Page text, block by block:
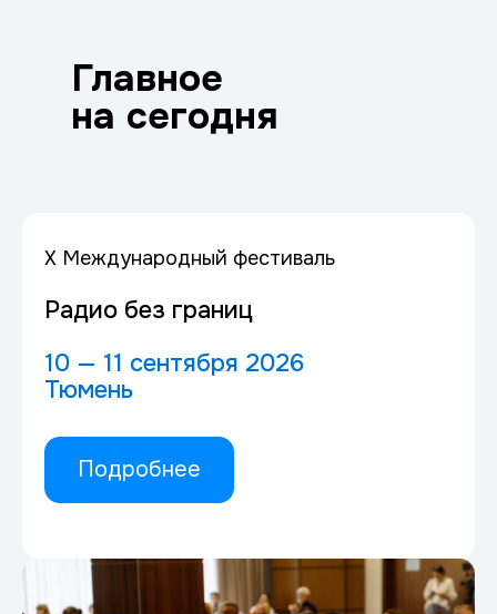
Главное
на сегодня
X Международный фестиваль
Радио без границ
10 — 11 сентября 2026
Тюмень
Подробнее